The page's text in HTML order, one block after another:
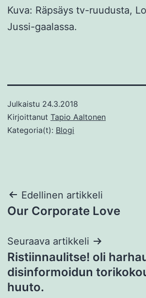
Kuva: Räpsäys tv-ruudusta,
Jussi-gaalassa.
Julkaistu 24.3.2018
Kirjoittanut Tapio Aaltonen
Kategoria(t): Blogi
Artikkelien
selaus
Edellinen artikkeli
Our Corporate Love
Seuraava artikkeli
Ristiinnaulitse! oli
disinformoidun
huuto.